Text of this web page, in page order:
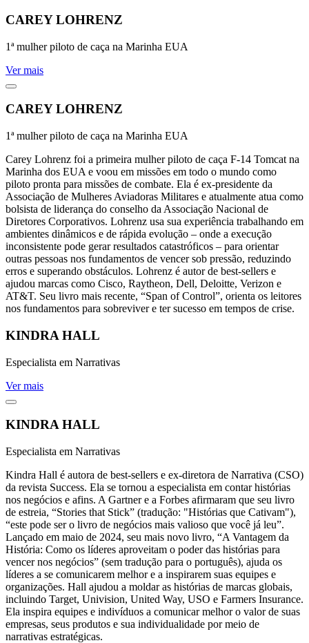
CAREY LOHRENZ
1ª mulher piloto de caça na Marinha EUA
Ver mais
CAREY LOHRENZ
1ª mulher piloto de caça na Marinha EUA
Carey Lohrenz foi a primeira mulher piloto de caça F-14 Tomcat na
Marinha dos EUA e voou em missões em todo o mundo como
piloto pronta para missões de combate. Ela é ex-presidente da
Associação de Mulheres Aviadoras Militares e atualmente atua como
bolsista de liderança do conselho da Associação Nacional de
Diretores Corporativos. Lohrenz usa sua experiência trabalhando em
ambientes dinâmicos e de rápida evolução – onde a execução
inconsistente pode gerar resultados catastróficos – para orientar
outras pessoas nos fundamentos de vencer sob pressão, reduzindo
erros e superando obstáculos. Lohrenz é autor de best-sellers e
ajudou marcas como Cisco, Raytheon, Dell, Deloitte, Verizon e
AT&T. Seu livro mais recente, “Span of Control”, orienta os leitores
nos fundamentos para sobreviver e ter sucesso em tempos de crise.
KINDRA HALL
Especialista em Narrativas
Ver mais
KINDRA HALL
Especialista em Narrativas
Kindra Hall é autora de best-sellers e ex-diretora de Narrativa (CSO)
da revista Success. Ela se tornou a especialista em contar histórias
nos negócios e afins. A Gartner e a Forbes afirmaram que seu livro
de estreia, “Stories that Stick” (tradução: "Histórias que Cativam"),
“este pode ser o livro de negócios mais valioso que você já leu”.
Lançado em maio de 2024, seu mais novo livro, “A Vantagem da
História: Como os líderes aproveitam o poder das histórias para
vencer nos negócios” (sem tradução para o português), ajuda os
líderes a se comunicarem melhor e a inspirarem suas equipes e
organizações. Hall ajudou a moldar as histórias de marcas globais,
incluindo Target, Univision, United Way, USO e Farmers Insurance.
Ela inspira equipes e indivíduos a comunicar melhor o valor de suas
empresas, seus produtos e sua individualidade por meio de
narrativas estratégicas.